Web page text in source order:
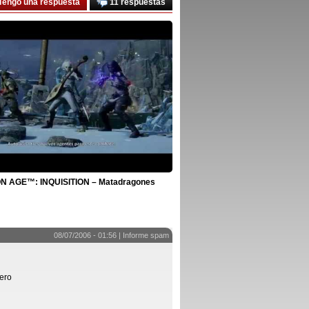
11 respuestas
una respuesta
AGE™: INQUISITION – Matadragones
08/07/2006 - 01:56 | Informe spam